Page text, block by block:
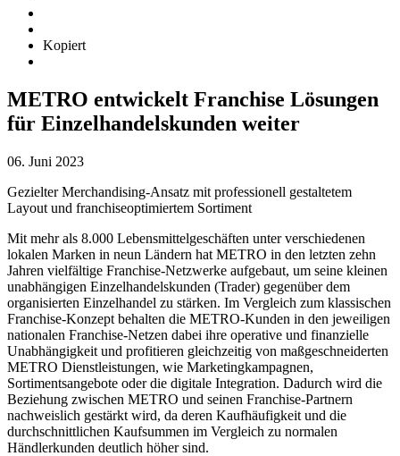
Kopiert
METRO entwickelt Franchise Lösungen
für Einzelhandelskunden weiter
06. Juni 2023
Gezielter Merchandising-Ansatz mit professionell gestaltetem
Layout und franchiseoptimiertem Sortiment
Mit mehr als 8.000 Lebensmittelgeschäften unter verschiedenen
lokalen Marken in neun Ländern hat METRO in den letzten zehn
Jahren vielfältige Franchise-Netzwerke aufgebaut, um seine kleinen
unabhängigen Einzelhandelskunden (Trader) gegenüber dem
organisierten Einzelhandel zu stärken. Im Vergleich zum klassischen
Franchise-Konzept behalten die METRO-Kunden in den jeweiligen
nationalen Franchise-Netzen dabei ihre operative und finanzielle
Unabhängigkeit und profitieren gleichzeitig von maßgeschneiderten
METRO Dienstleistungen, wie Marketingkampagnen,
Sortimentsangebote oder die digitale Integration. Dadurch wird die
Beziehung zwischen METRO und seinen Franchise-Partnern
nachweislich gestärkt wird, da deren Kaufhäufigkeit und die
durchschnittlichen Kaufsummen im Vergleich zu normalen
Händlerkunden deutlich höher sind.